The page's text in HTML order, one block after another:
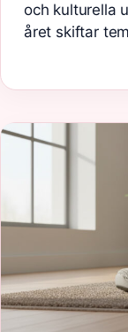
och kulturella
året skiftar